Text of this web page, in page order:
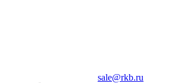
sale@rkb.ru